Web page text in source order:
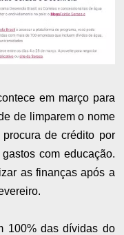
em março para
de limparem o nome
de crédito por
com educação.
as finanças após a
100% das dívidas do